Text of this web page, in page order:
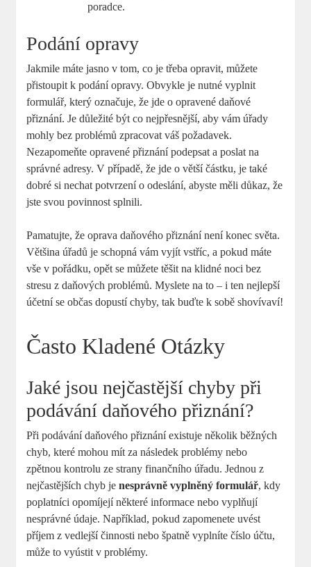
poradce.
Podání opravy
Jakmile máte jasno v tom, co je třeba opravit, můžete
přistoupit k podání opravy. Obvykle je nutné vyplnit
formulář, který označuje, že jde o opravené daňové
přiznání. Je důležité být co nejpřesnější, aby vám úřady
mohly bez problémů zpracovat váš požadavek.
Nezapomeňte opravené přiznání podepsat a poslat na
správné adresy. V případě, že jde o větší částku, je také
dobré si nechat potvrzení o odeslání, abyste měli důkaz, že
jste svou povinnost splnili.
Pamatujte, že oprava daňového přiznání není konec světa.
Většina úřadů je schopná vám vyjít vstříc, a pokud máte
vše v pořádku, opět se můžete těšit na klidné noci bez
stresu z daňových problémů. Myslete na to – i ten nejlepší
účetní se občas dopustí chyby, tak buďte k sobě shovívaví!
Často Kladené Otázky
Jaké jsou nejčastější chyby při
podávání daňového přiznání?
Při podávání daňového přiznání existuje několik běžných
chyb, které mohou mít za následek problémy nebo
zpětnou kontrolu ze strany finančního úřadu. Jednou z
nejčastějších chyb jenesprávně vyplněný formulář, kdy
poplatníci opomíjejí některé informace nebo vyplňují
nesprávné údaje. Například, pokud zapomenete uvést
příjem z vedlejší činnosti nebo špatně vyplníte číslo účtu,
může to vyústit v problémy.